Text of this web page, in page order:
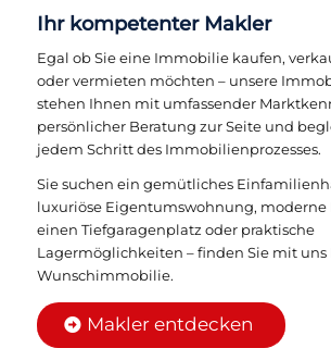
Ihr kompetenter Makler
Egal ob Sie eine Immobilie kaufen,
oder vermieten möchten – unsere
stehen Ihnen mit umfassender
persönlicher Beratung zur Seite und
jedem Schritt des Immobilienprozesses.
Sie suchen ein gemütliches
luxuriöse Eigentumswohnung, moderne
einen Tiefgaragenplatz oder praktische
Lagermöglichkeiten – finden Sie mit uns
Wunschimmobilie.
Makler entdecken